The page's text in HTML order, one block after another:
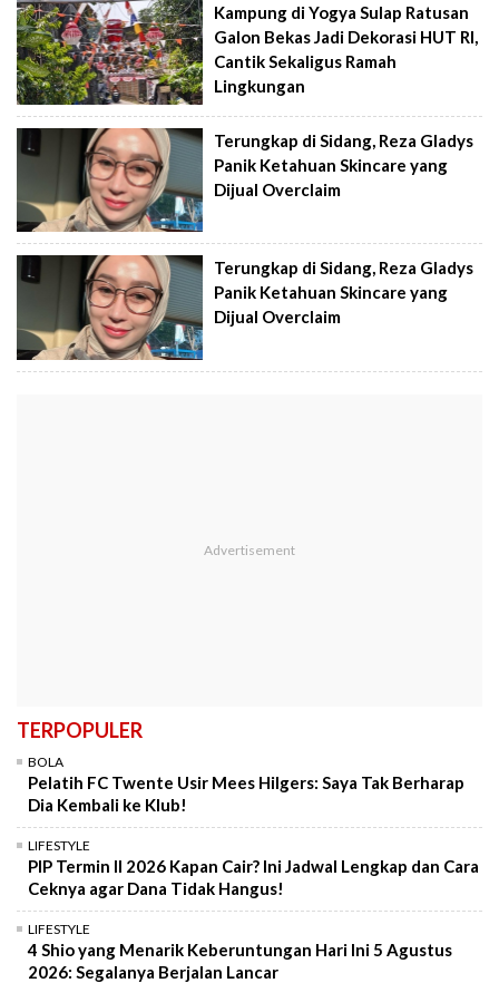
Kampung di Yogya Sulap Ratusan
Galon Bekas Jadi Dekorasi HUT RI,
Cantik Sekaligus Ramah
Lingkungan
Terungkap di Sidang, Reza Gladys
Panik Ketahuan Skincare yang
Dijual Overclaim
Terungkap di Sidang, Reza Gladys
Panik Ketahuan Skincare yang
Dijual Overclaim
TERPOPULER
BOLA
Pelatih FC Twente Usir Mees Hilgers: Saya Tak Berharap
Dia Kembali ke Klub!
LIFESTYLE
PIP Termin II 2026 Kapan Cair? Ini Jadwal Lengkap dan Cara
Ceknya agar Dana Tidak Hangus!
LIFESTYLE
4 Shio yang Menarik Keberuntungan Hari Ini 5 Agustus
2026: Segalanya Berjalan Lancar